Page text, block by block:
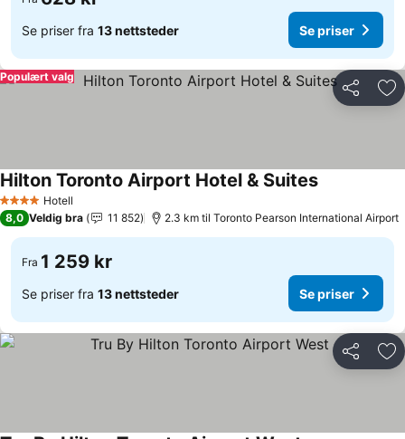
Se priser fra 13 nettsteder Se priser
Del
Populært valg
4 StjernerHotell
Hilton Toronto Airport Hotel & Suites
8,0 Veldig bra 11 852 2.3 km til Toronto Pearson International Airport
Fra 1 259 kr
Se priser fra 13 nettsteder Se priser
Del